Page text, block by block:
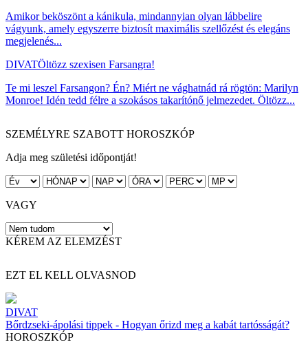
Amikor beköszönt a kánikula, mindannyian olyan lábbelire
vágyunk, amely egyszerre biztosít maximális szellőzést és elegáns
megjelenés...
DIVATÖltözz szexisen Farsangra!
Te mi leszel Farsangon? Én? Miért ne vághatnád rá rögtön: Marilyn
Monroe! Idén tedd félre a szokásos takarítónő jelmezedet. Öltözz...
SZEMÉLYRE SZABOTT HOROSZKÓP
Adja meg születési időpontját!
VAGY
KÉREM AZ ELEMZÉST
EZT EL KELL OLVASNOD
DIVAT
Bőrdzseki-ápolási tippek - Hogyan őrizd meg a kabát tartósságát?
HOROSZKÓP